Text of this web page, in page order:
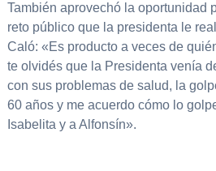
También aprovechó la oportunidad
reto público que la presidenta le
Caló: «Es producto a veces de
te olvidés que la Presidenta venía
con sus problemas de salud, la
60 años y me acuerdo cómo lo
Isabelita y a Alfonsín».